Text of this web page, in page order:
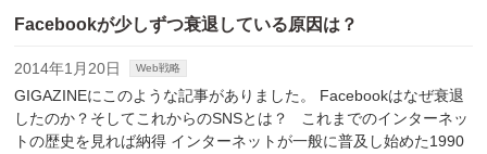
Facebookが少しずつ衰退している原因は？
2014年1月20日 Web戦略
GIGAZINEにこのような記事がありました。 Facebookはなぜ衰退
したのか？そしてこれからのSNSとは？ これまでのインターネッ
トの歴史を見れば納得 インターネットが一般に普及し始めた1990